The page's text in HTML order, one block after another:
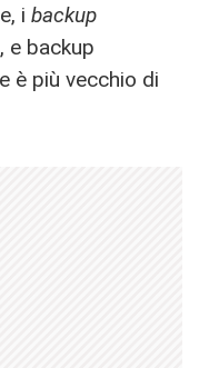
i backup
e backup
è più vecchio di